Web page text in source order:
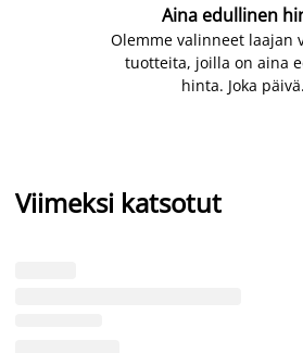
Aina edullinen
Olemme valinneet laajan
tuotteita, joilla on aina
hinta. Joka päivä.
Viimeksi katsotut